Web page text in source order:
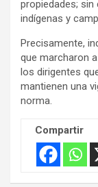
propiedades;
indígenas y
Precisamente,
que marcharon
los dirigentes
mantienen una
norma.
Compartir